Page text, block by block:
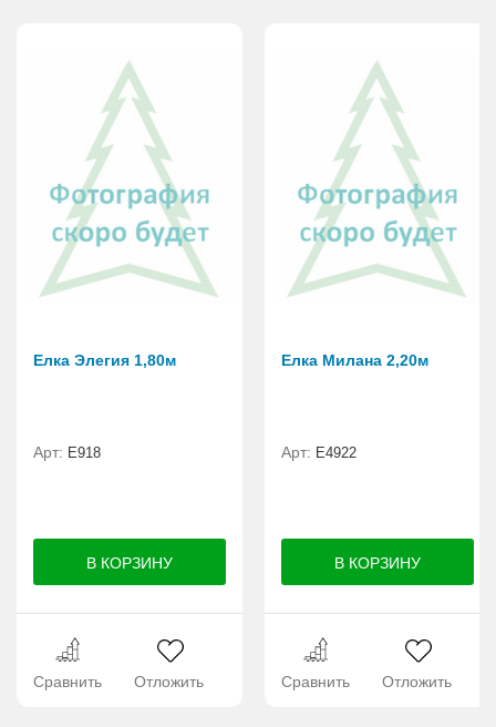
Елка Элегия 1,80м
Арт: E918
Сравнить Отложить
Елка Милана 2,20м
Арт: Е4922
Сравнить Отложить